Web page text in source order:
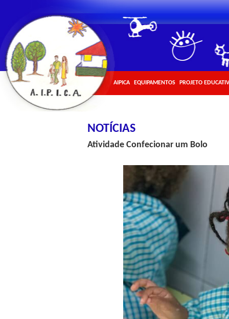
AIPICA EQUIPAMENTOS PROJETO
NOTÍCIAS
Atividade Confecionar um Bolo